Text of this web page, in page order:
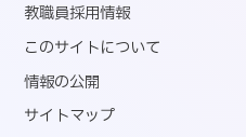
産官学連携
内定者速報
教職員採用情報
このサイトについて
情報の公開
サイトマップ